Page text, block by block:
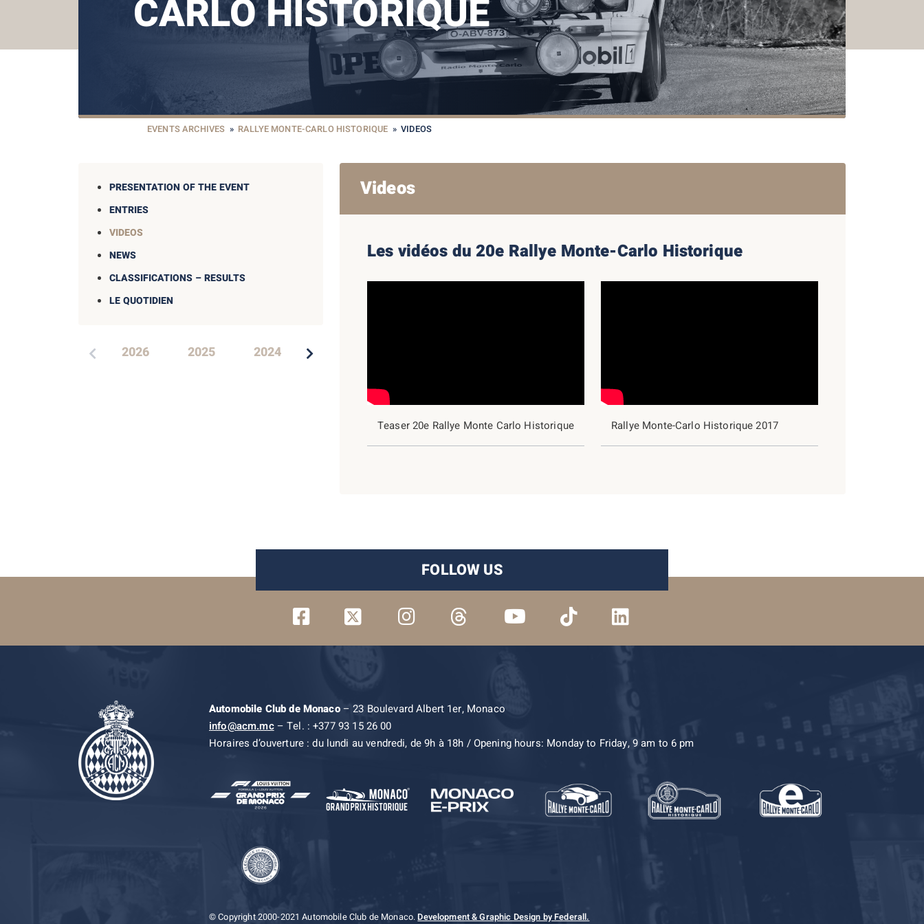
CARLO HISTORIQUE
EVENTS ARCHIVES » RALLYE MONTE-CARLO HISTORIQUE »VIDEOS
PRESENTATION OF THE EVENT
ENTRIES
VIDEOS
NEWS
CLASSIFICATIONS – RESULTS
LE QUOTIDIEN
2026 2025 2024
Videos
Les vidéos du 20e Rallye Monte-Carlo Historique
Teaser 20e Rallye Monte Carlo Historique Rallye Monte-Carlo Historique 2017
FOLLOW US
Automobile Club de Monaco– 23 Boulevard Albert 1er, Monaco
info@acm.mc– Tel. : +377 93 15 26 00
Horaires d’ouverture : du lundi au vendredi, de 9h à 18h / Opening hours: Monday to Friday, 9 am to 6 pm
© Copyright 2000-2021 Automobile Club de Monaco.Development & Graphic Design by Federall.